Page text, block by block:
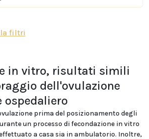
filtri
in vitro, risultati simili
dell'ovulazione
ospedaliero
prima del posizionamento degli
un processo di fecondazione in vitro
a casa sia in ambulatorio. Inoltre,